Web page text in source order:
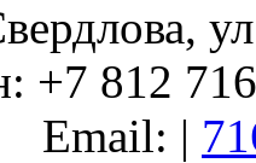
+7 812
Email: |